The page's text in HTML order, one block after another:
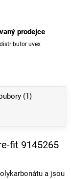
prodejce
uvex
(1)
fit 9145265
a jsou